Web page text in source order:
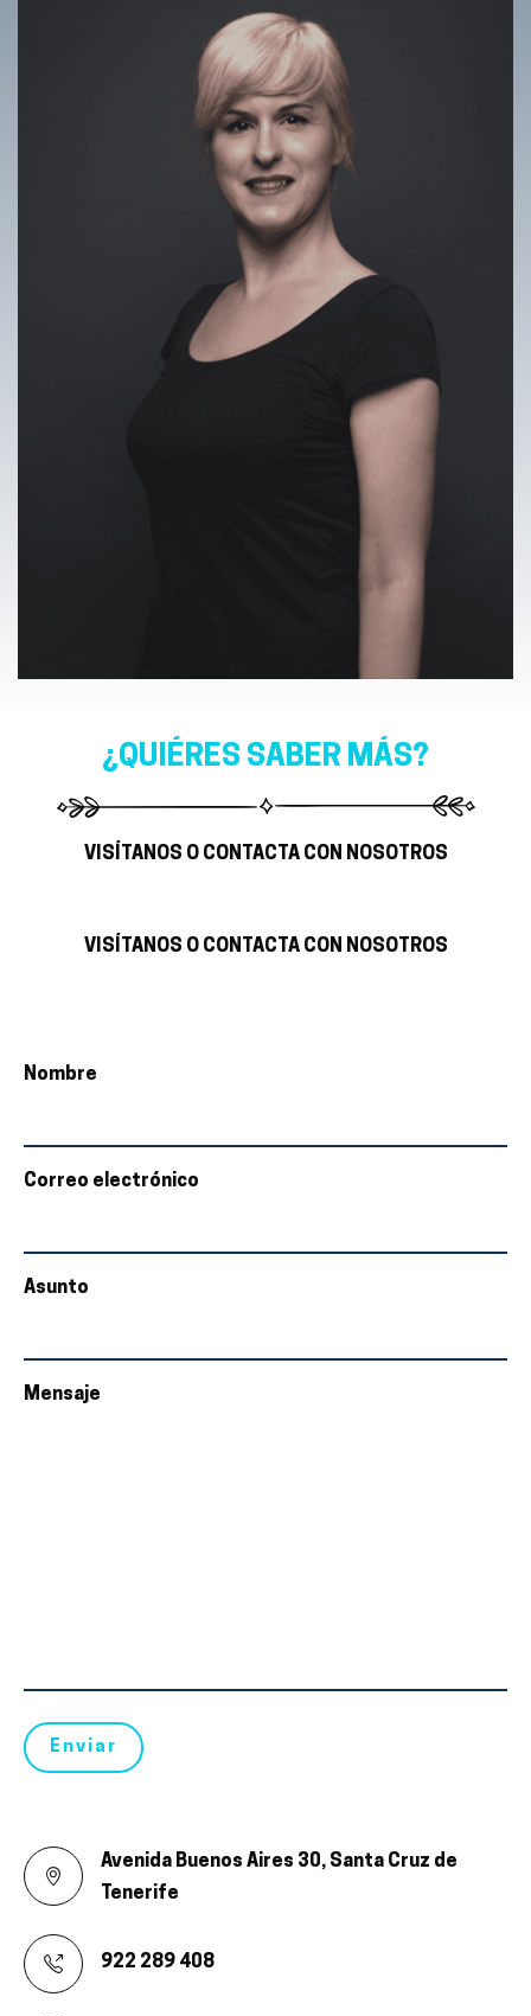
¿QUIÉRES SABER MÁS?
VISÍTANOS O CONTACTA CON NOSOTROS
VISÍTANOS O CONTACTA CON NOSOTROS
Nombre
Correo electrónico
Asunto
Mensaje
Avenida Buenos Aires 30, Santa Cruz de
Tenerife
922 289 408